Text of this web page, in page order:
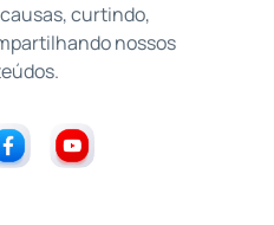
curtindo,
nossos